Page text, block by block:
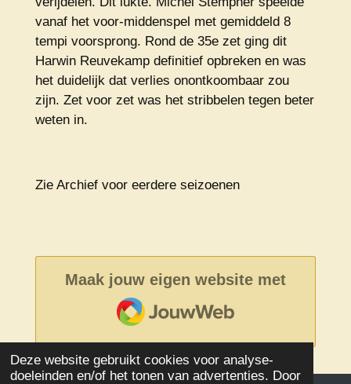
Deze website gebruikt cookies voor analyse-
doeleinden en/of het tonen van advertenties. Door
vanaf het voor-middenspel met gemiddeld 8
tempi voorsprong. Rond de 35e zet ging dit
Harwin Reuvekamp definitief opbreken en was
het duidelijk dat verlies onontkoombaar zou
zijn. Zet voor zet was het stribbelen tegen beter
weten in.
Zie Archief voor eerdere seizoenen
Maak jouw eigen website met
JouwWeb